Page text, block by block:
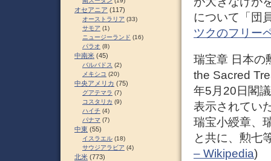
について「団
ツクのフリー
瑞宝章 日本の
the Sacred
年5月20日閣
表示されてい
瑞宝小綬章、
と共に、勲七
– Wikipedia)
オセアニア (117)
オーストラリア (33)
サモア (1)
ニュージーランド (16)
パラオ (8)
中南米 (45)
バルバドス (2)
メキシコ (20)
中央アメリカ (75)
グアテマラ (7)
コスタリカ (9)
ハイチ (4)
パナマ (7)
中東 (55)
イスラエル (18)
サウジアラビア (4)
北米 (773)